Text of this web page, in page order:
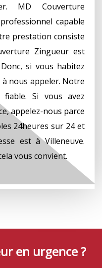
MD Couverture
capable
prestation consiste
Zingueur est
si vous habitez
à nous appeler. Notre
Si vous avez
appelez-nous parce
24heures sur 24 et
est à Villeneuve.
vous convient.
en urgence ?